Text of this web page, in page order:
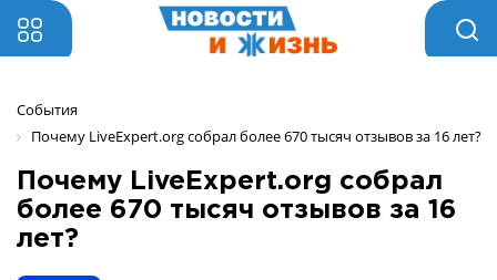
События
Почему LiveExpert.org собрал более 670 тысяч отзывов за 16 лет?
Почему LiveExpert.org собрал
более 670 тысяч отзывов за 16
лет?